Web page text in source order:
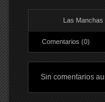
Las Manchas
Comentarios (0)
Sin comentarios